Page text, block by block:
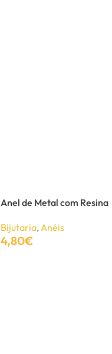
Anel de Metal com Resina
Bijutaria,Anéis
4,80€